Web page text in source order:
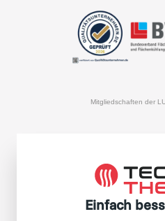
Mitgliedschaften der
Einfach